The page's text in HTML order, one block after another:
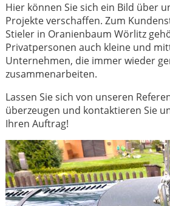
Hier können Sie sich ein Bild über
Projekte verschaffen. Zum
Stieler in Oranienbaum Wörlitz
Privatpersonen auch kleine und
Unternehmen, die immer wieder
zusammenarbeiten.
Lassen Sie sich von unseren
überzeugen und kontaktieren Sie
Ihren Auftrag!